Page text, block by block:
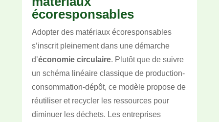
écoresponsables
Adopter des matériaux écoresponsables
s’inscrit pleinement dans une démarche
d’économie circulaire. Plutôt que de suivre
un schéma linéaire classique de production-
consommation-dépôt, ce modèle propose de
réutiliser et recycler les ressources pour
diminuer les déchets. Les entreprises